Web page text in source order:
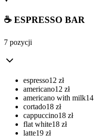
☕ ESPRESSO BAR
7 pozycji
espresso12 zł
americano12 zł
americano with milk14
cortado18 zł
cappuccino18 zł
flat white18 zł
latte19 zł